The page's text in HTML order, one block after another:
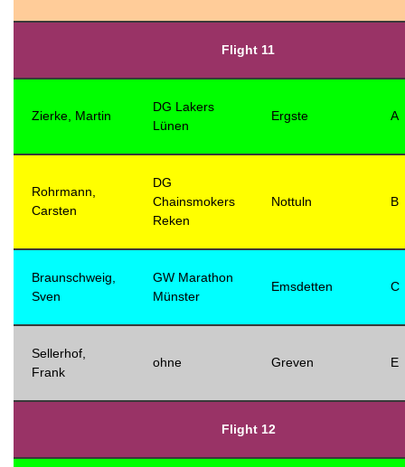
Flight 11
Zierke, Martin
DG Lakers
Lünen
Ergste A
Rohrmann,
Carsten
DG
Chainsmokers
Reken
Nottuln B
Braunschweig,
Sven
GW Marathon
Münster
Emsdetten C
Sellerhof,
Frank
ohne Greven E
Flight 12